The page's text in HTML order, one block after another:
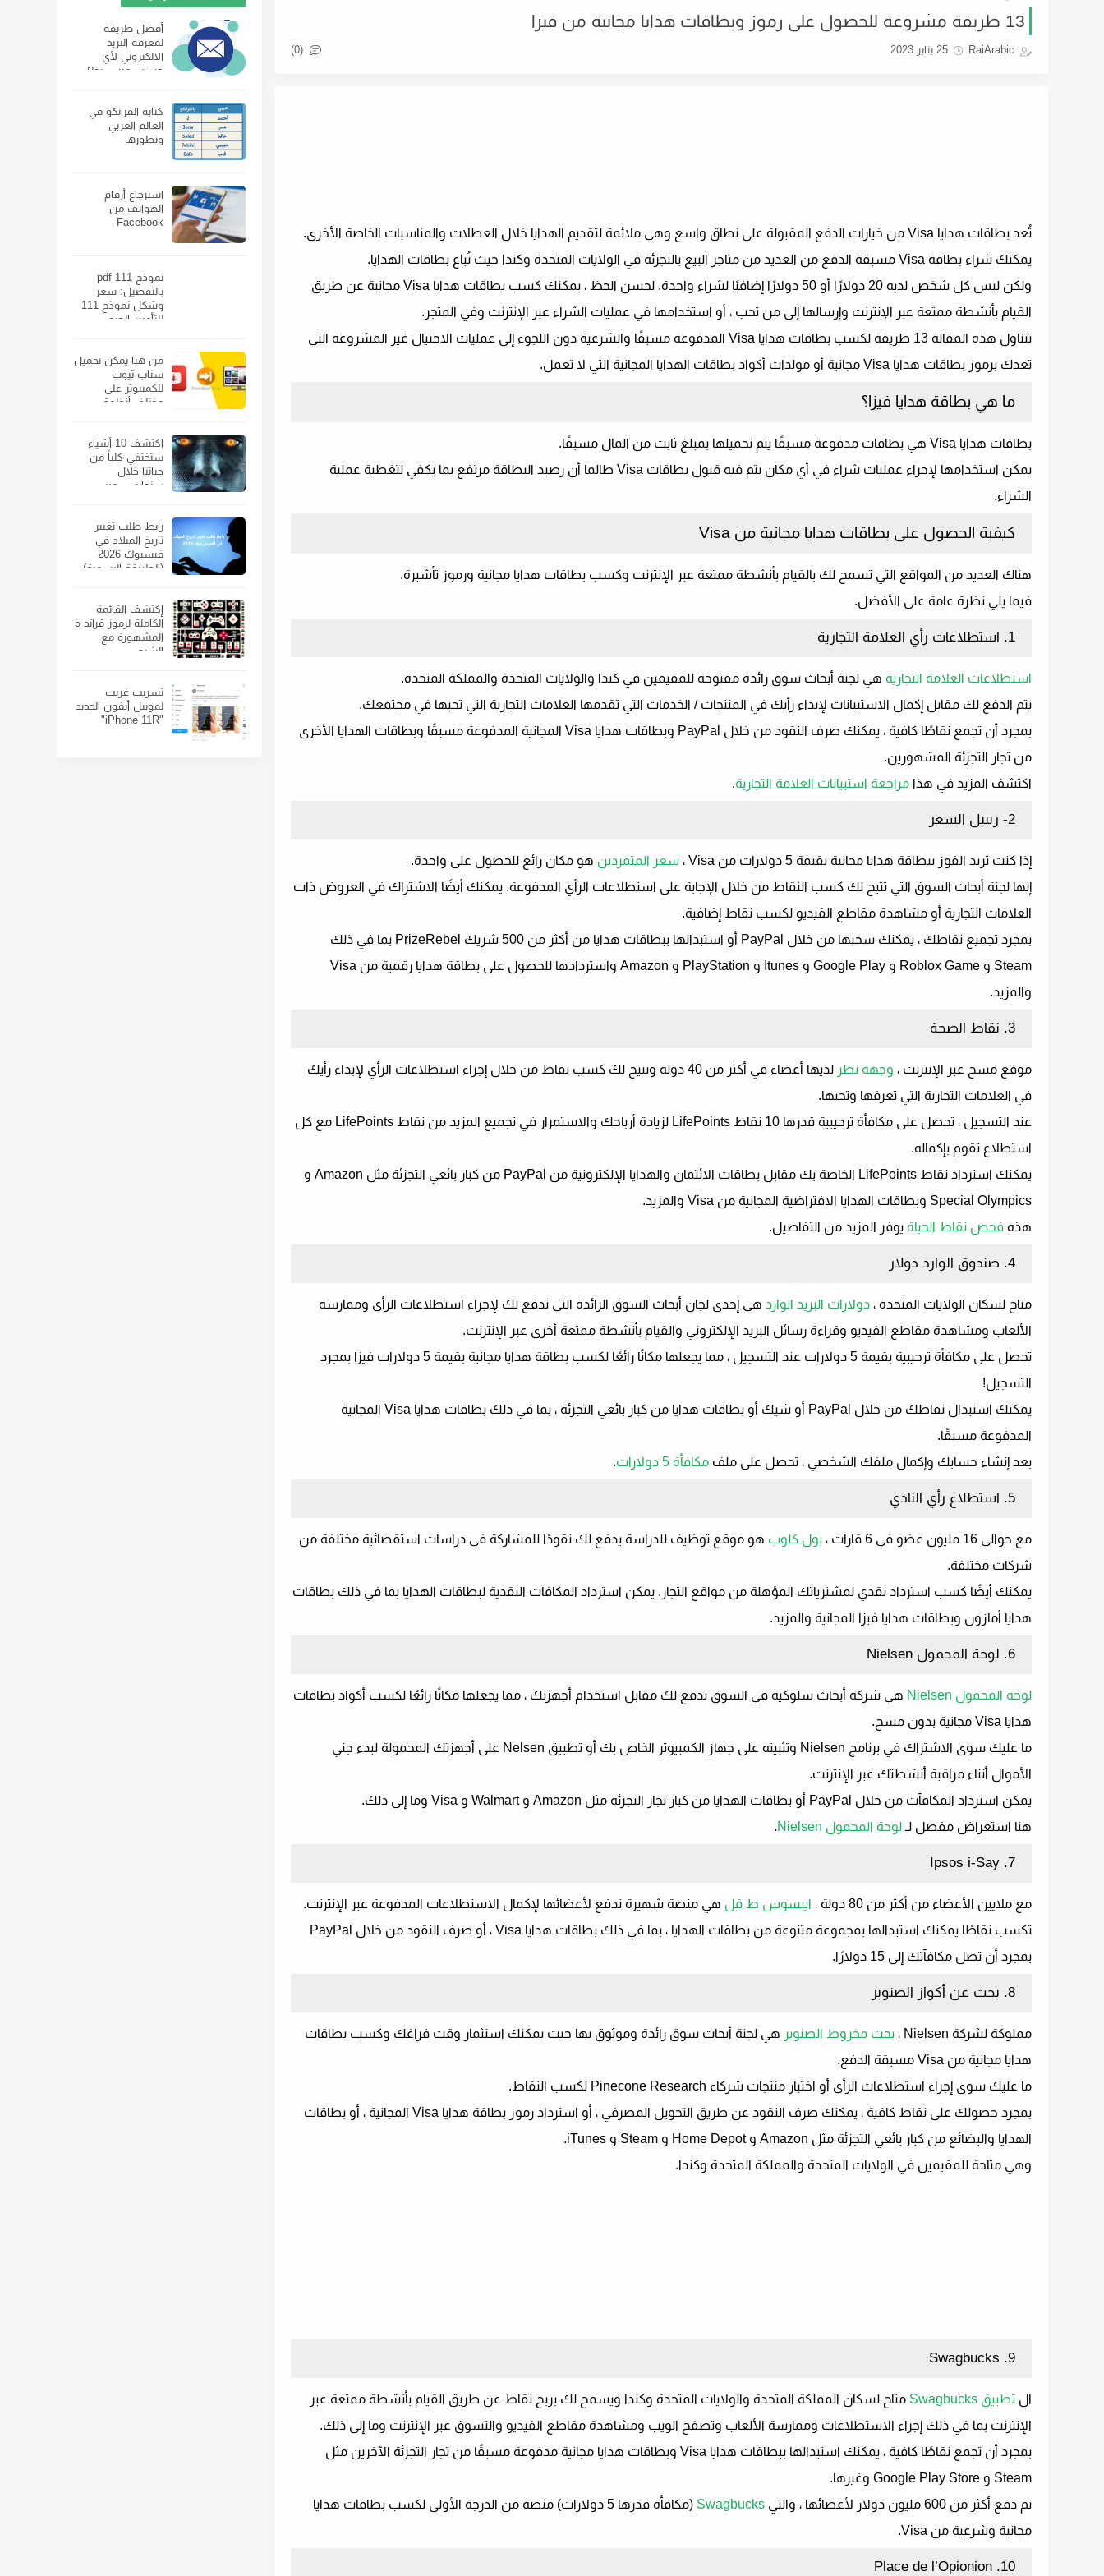
13 طريقة مشروعة للحصول على رموز وبطاقات هدايا مجانية من فيزا
RaiArabic 25 يناير 2023 (0)
تُعد بطاقات هدايا Visa من خيارات الدفع المقبولة على نطاق واسع وهي ملائمة لتقديم الهدايا خلال العطلات والمناسبات الخاصة الأخرى.
يمكنك شراء بطاقة Visa مسبقة الدفع من العديد من متاجر البيع بالتجزئة في الولايات المتحدة وكندا حيث تُباع بطاقات الهدايا.
ولكن ليس كل شخص لديه 20 دولارًا أو 50 دولارًا إضافيًا لشراء واحدة. لحسن الحظ ، يمكنك كسب بطاقات هدايا Visa مجانية عن طريق
القيام بأنشطة ممتعة عبر الإنترنت وإرسالها إلى من تحب ، أو استخدامها في عمليات الشراء عبر الإنترنت وفي المتجر.
تتناول هذه المقالة 13 طريقة لكسب بطاقات هدايا Visa المدفوعة مسبقًا والشرعية دون اللجوء إلى عمليات الاحتيال غير المشروعة التي
تعدك برموز بطاقات هدايا Visa مجانية أو مولدات أكواد بطاقات الهدايا المجانية التي لا تعمل.
ما هي بطاقة هدايا فيزا؟
بطاقات هدايا Visa هي بطاقات مدفوعة مسبقًا يتم تحميلها بمبلغ ثابت من المال مسبقًا.
يمكن استخدامها لإجراء عمليات شراء في أي مكان يتم فيه قبول بطاقات Visa طالما أن رصيد البطاقة مرتفع بما يكفي لتغطية عملية
الشراء.
كيفية الحصول على بطاقات هدايا مجانية من Visa
هناك العديد من المواقع التي تسمح لك بالقيام بأنشطة ممتعة عبر الإنترنت وكسب بطاقات هدايا مجانية ورموز تأشيرة.
فيما يلي نظرة عامة على الأفضل.
1. استطلاعات رأي العلامة التجارية
استطلاعات العلامة التجارية هي لجنة أبحاث سوق رائدة مفتوحة للمقيمين في كندا والولايات المتحدة والمملكة المتحدة.
يتم الدفع لك مقابل إكمال الاستبيانات لإبداء رأيك في المنتجات / الخدمات التي تقدمها العلامات التجارية التي تحبها في مجتمعك.
بمجرد أن تجمع نقاطًا كافية ، يمكنك صرف النقود من خلال PayPal وبطاقات هدايا Visa المجانية المدفوعة مسبقًا وبطاقات الهدايا الأخرى
من تجار التجزئة المشهورين.
اكتشف المزيد في هذامراجعة استبيانات العلامة التجارية.
2- ريبيل السعر
إذا كنت تريد الفوز ببطاقة هدايا مجانية بقيمة 5 دولارات من Visa ، سعر المتمردين هو مكان رائع للحصول على واحدة.
إنها لجنة أبحاث السوق التي تتيح لك كسب النقاط من خلال الإجابة على استطلاعات الرأي المدفوعة. يمكنك أيضًا الاشتراك في العروض ذات
العلامات التجارية أو مشاهدة مقاطع الفيديو لكسب نقاط إضافية.
بمجرد تجميع نقاطك ، يمكنك سحبها من خلال PayPal أو استبدالها ببطاقات هدايا من أكثر من 500 شريك PrizeRebel بما في ذلك
Steam و Roblox Game و Google Play و Itunes و PlayStation و Amazon واستردادها للحصول على بطاقة هدايا رقمية من Visa
والمزيد.
3. نقاط الصحة
موقع مسح عبر الإنترنت ، وجهة نظر
لديها أعضاء في أكثر من 40 دولة وتتيح لك كسب نقاط من خلال إجراء استطلاعات الرأي لإبداء رأيك
في العلامات التجارية التي تعرفها وتحبها.
عند التسجيل ، تحصل على مكافأة ترحيبية قدرها 10 نقاط LifePoints لزيادة أرباحك والاستمرار في تجميع المزيد من نقاط LifePoints مع كل
استطلاع تقوم بإكماله.
يمكنك استرداد نقاط LifePoints الخاصة بك مقابل بطاقات الائتمان والهدايا الإلكترونية من PayPal من كبار بائعي التجزئة مثل Amazon و
Special Olympics وبطاقات الهدايا الافتراضية المجانية من Visa والمزيد.
هذهفحص نقاط الحياة يوفر المزيد من التفاصيل.
4. صندوق الوارد دولار
متاح لسكان الولايات المتحدة ،دولارات البريد الوارد هي إحدى لجان أبحاث السوق الرائدة التي تدفع لك لإجراء استطلاعات الرأي وممارسة
الألعاب ومشاهدة مقاطع الفيديو وقراءة رسائل البريد الإلكتروني والقيام بأنشطة ممتعة أخرى عبر الإنترنت.
تحصل على مكافأة ترحيبية بقيمة 5 دولارات عند التسجيل ، مما يجعلها مكانًا رائعًا لكسب بطاقة هدايا مجانية بقيمة 5 دولارات فيزا بمجرد
التسجيل!
يمكنك استبدال نقاطك من خلال PayPal أو شيك أو بطاقات هدايا من كبار بائعي التجزئة ، بما في ذلك بطاقات هدايا Visa المجانية
المدفوعة مسبقًا.
بعد إنشاء حسابك وإكمال ملفك الشخصي ، تحصل على ملفمكافأة 5 دولارات .
5. استطلاع رأي النادي
مع حوالي 16 مليون عضو في 6 قارات ، بول كلوب هو موقع توظيف للدراسة يدفع لك نقودًا للمشاركة في دراسات استقصائية مختلفة من
شركات مختلفة.
يمكنك أيضًا كسب استرداد نقدي لمشترياتك المؤهلة من مواقع التجار. يمكن استرداد المكافآت النقدية لبطاقات الهدايا بما في ذلك بطاقات
هدايا أمازون وبطاقات هدايا فيزا المجانية والمزيد.
6. لوحة المحمول Nielsen
لوحة المحمول Nielsen
هي شركة أبحاث سلوكية في السوق تدفع لك مقابل استخدام أجهزتك ، مما يجعلها مكانًا رائعًا لكسب أكواد بطاقات
هدايا Visa مجانية بدون مسح.
ما عليك سوى الاشتراك في برنامج Nielsen وتثبيته على جهاز الكمبيوتر الخاص بك أو تطبيق Nelsen على أجهزتك المحمولة لبدء جني
الأموال أثناء مراقبة أنشطتك عبر الإنترنت.
يمكن استرداد المكافآت من خلال PayPal أو بطاقات الهدايا من كبار تجار التجزئة مثل Amazon و Walmart و Visa وما إلى ذلك.
هنا استعراض مفصل لـلوحة المحمول Nielsen .
7. Ipsos i-Say
مع ملايين الأعضاء من أكثر من 80 دولة ، ايبسوس ط قل هي منصة شهيرة تدفع لأعضائها لإكمال الاستطلاعات المدفوعة عبر الإنترنت.
تكسب نقاطًا يمكنك استبدالها بمجموعة متنوعة من بطاقات الهدايا ، بما في ذلك بطاقات هدايا Visa ، أو صرف النقود من خلال PayPal
بمجرد أن تصل مكافآتك إلى 15 دولارًا.
8. بحث عن أكواز الصنوبر
مملوكة لشركة Nielsen ، بحث مخروط الصنوبر هي لجنة أبحاث سوق رائدة وموثوق بها حيث يمكنك استثمار وقت فراغك وكسب بطاقات
هدايا مجانية من Visa مسبقة الدفع.
ما عليك سوى إجراء استطلاعات الرأي أو اختبار منتجات شركاء Pinecone Research لكسب النقاط.
بمجرد حصولك على نقاط كافية ، يمكنك صرف النقود عن طريق التحويل المصرفي ، أو استرداد رموز بطاقة هدايا Visa المجانية ، أو بطاقات
الهدايا والبضائع من كبار بائعي التجزئة مثل Amazon و Home Depot و Steam و iTunes.
وهي متاحة للمقيمين في الولايات المتحدة والمملكة المتحدة وكندا.
9. Swagbucks
التطبيق Swagbucks
متاح لسكان المملكة المتحدة والولايات المتحدة وكندا ويسمح لك بربح نقاط عن طريق القيام بأنشطة ممتعة عبر
الإنترنت بما في ذلك إجراء الاستطلاعات وممارسة الألعاب وتصفح الويب ومشاهدة مقاطع الفيديو والتسوق عبر الإنترنت وما إلى ذلك.
بمجرد أن تجمع نقاطًا كافية ، يمكنك استبدالها ببطاقات هدايا Visa وبطاقات هدايا مجانية مدفوعة مسبقًا من تجار التجزئة الآخرين مثل
Steam و Google Play Store وغيرها.
تم دفع أكثر من 600 مليون دولار لأعضائها ، والتي
Swagbucks
(مكافأة قدرها 5 دولارات) منصة من الدرجة الأولى لكسب بطاقات هدايا
مجانية وشرعية من Visa.
10. Place de l’Opionion
أفضل طريقة
لمعرفة البريد
الالكتروني لأي
حساب فيس بوك
كتابة الفرانكو في
العالم العربي
وتطورها
استرجاع أرقام
الهواتف من
Facebook
نموذج 111 pdf
بالتفصيل: سعر
وشكل نموذج 111
للتأمين الصحي
من هنا يمكن تحميل
سناب تيوب
للكمبيوتر على
مختلف أنظمة
اكتشف 10 أشياء
ستختفي كلياً من
حياتنا خلال
سنوات… من
رابط طلب تغيير
تاريخ الميلاد في
فيسبوك 2026
(الطريقة الرسمية)
إكتشف القائمة
الكاملة لرموز قراند 5
المشهورة مع
الشرح
تسريب غريب
لموبيل أيفون الجديد
"iPhone 11R"